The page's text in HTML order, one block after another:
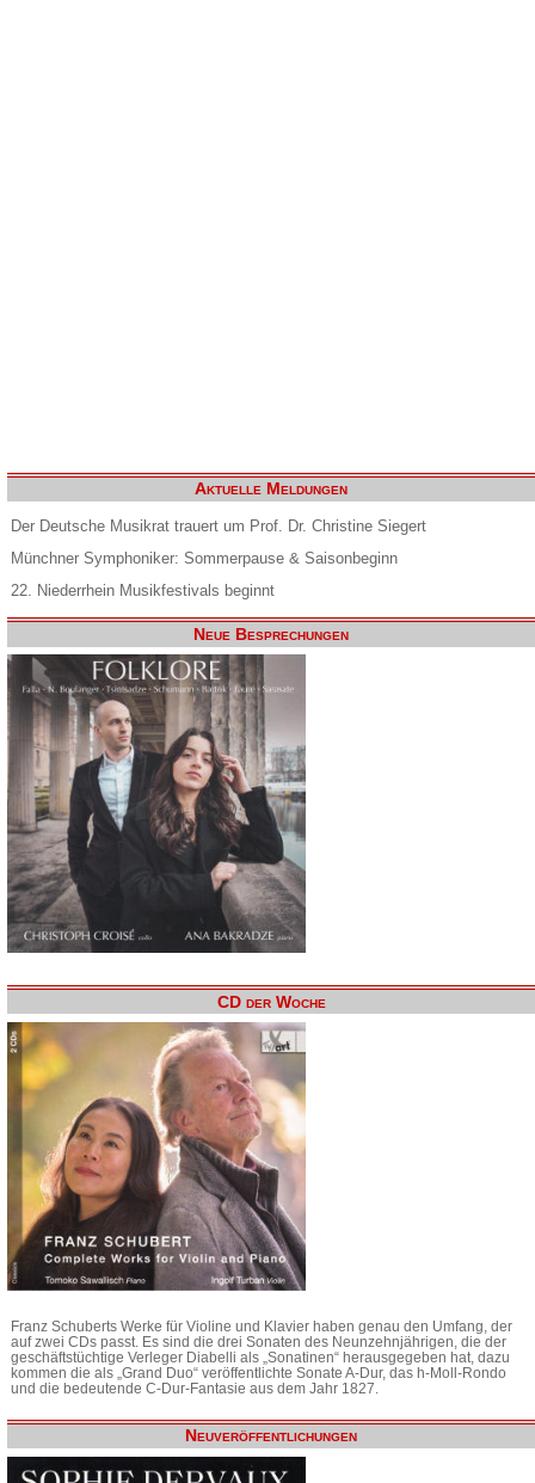
Aktuelle Meldungen
Der Deutsche Musikrat trauert um Prof. Dr. Christine Siegert
Münchner Symphoniker: Sommerpause & Saisonbeginn
22. Niederrhein Musikfestivals beginnt
Neue Besprechungen
CD der Woche
Franz Schuberts Werke für Violine und Klavier haben genau den Umfang, der
auf zwei CDs passt. Es sind die drei Sonaten des Neunzehnjährigen, die der
geschäftstüchtige Verleger Diabelli als „Sonatinen“ herausgegeben hat, dazu
kommen die als „Grand Duo“ veröffentlichte Sonate A-Dur, das h-Moll-Rondo
und die bedeutende C-Dur-Fantasie aus dem Jahr 1827.
Neuveröffentlichungen